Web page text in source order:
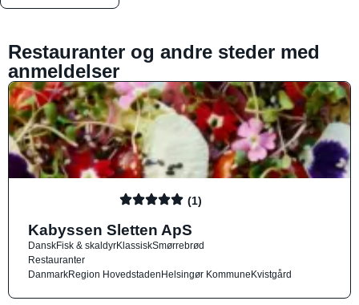
Restauranter og andre steder med
anmeldelser
(1)
Kabyssen Sletten ApS
DanskFisk & skaldyrKlassiskSmørrebrød
Restauranter
DanmarkRegion HovedstadenHelsingør KommuneKvistgård